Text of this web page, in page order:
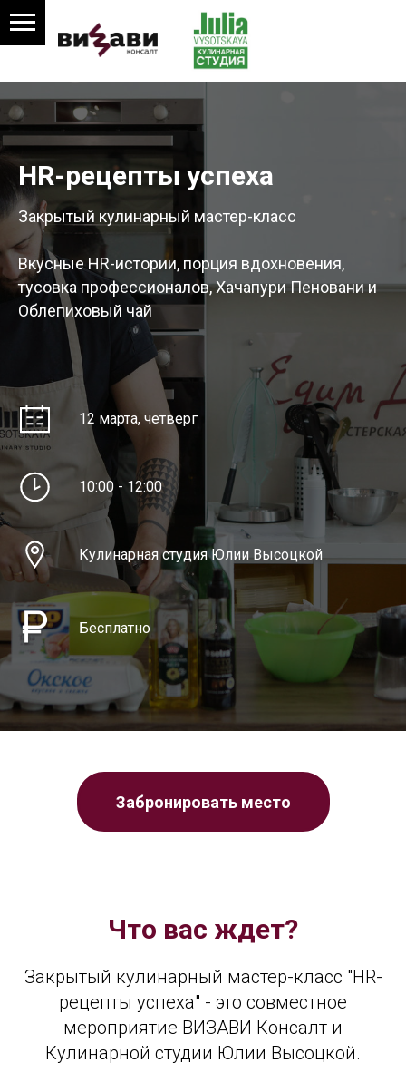
HR-рецепты успеха
Закрытый кулинарный мастер-класс
Вкусные HR-истории, порция вдохновения,
тусовка профессионалов, Хачапури Пеновани и
Облепиховый чай
12 марта, четверг
10:00 - 12:00
Кулинарная студия Юлии Высоцкой
Бесплатно
Забронировать место
Что вас ждет?
Закрытый кулинарный мастер-класс "HR-
рецепты успеха" - это совместное
мероприятие ВИЗАВИ Консалт и
Кулинарной студии Юлии Высоцкой.